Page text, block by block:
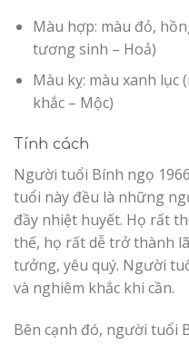
Màu hợp: màu đỏ,
tương sinh – Hoả)
Màu kỵ: màu xanh
khắc – Mộc)
Tính cách
Người tuổi Bính ngọ
tuổi này đều là những
đầy nhiệt huyết. Họ rất
thế, họ rất dễ trở thành
tưởng, yêu quý. Người
và nghiêm khắc khi cần.
Bên cạnh đó, người tuổi